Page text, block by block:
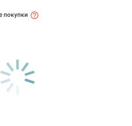
покупки